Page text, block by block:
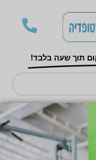
תוך שעה בלבד!